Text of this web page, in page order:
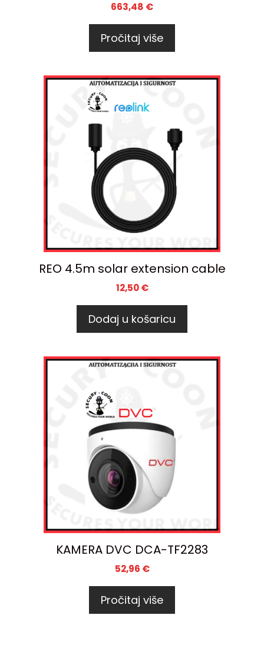
663,48 €
Pročitaj više
REO 4.5m solar extension cable
12,50€
Dodaj u košaricu
KAMERA DVC DCA-TF2283
52,96 €
Pročitaj više